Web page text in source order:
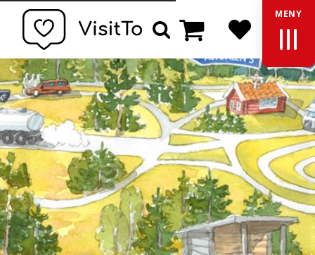
MENY
SökVarukorg